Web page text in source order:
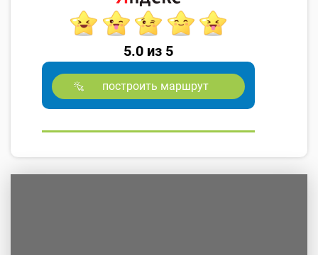
5.0 из 5
построить маршрут